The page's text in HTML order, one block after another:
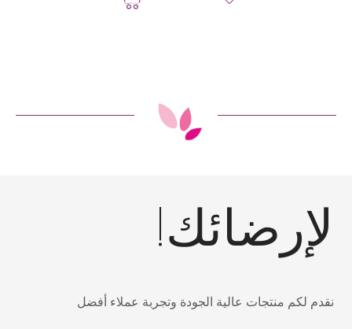
لكم منتجات عالية الجودة وتجربة عملاء أفضل